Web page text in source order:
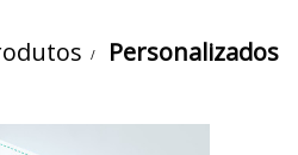
Personalizados